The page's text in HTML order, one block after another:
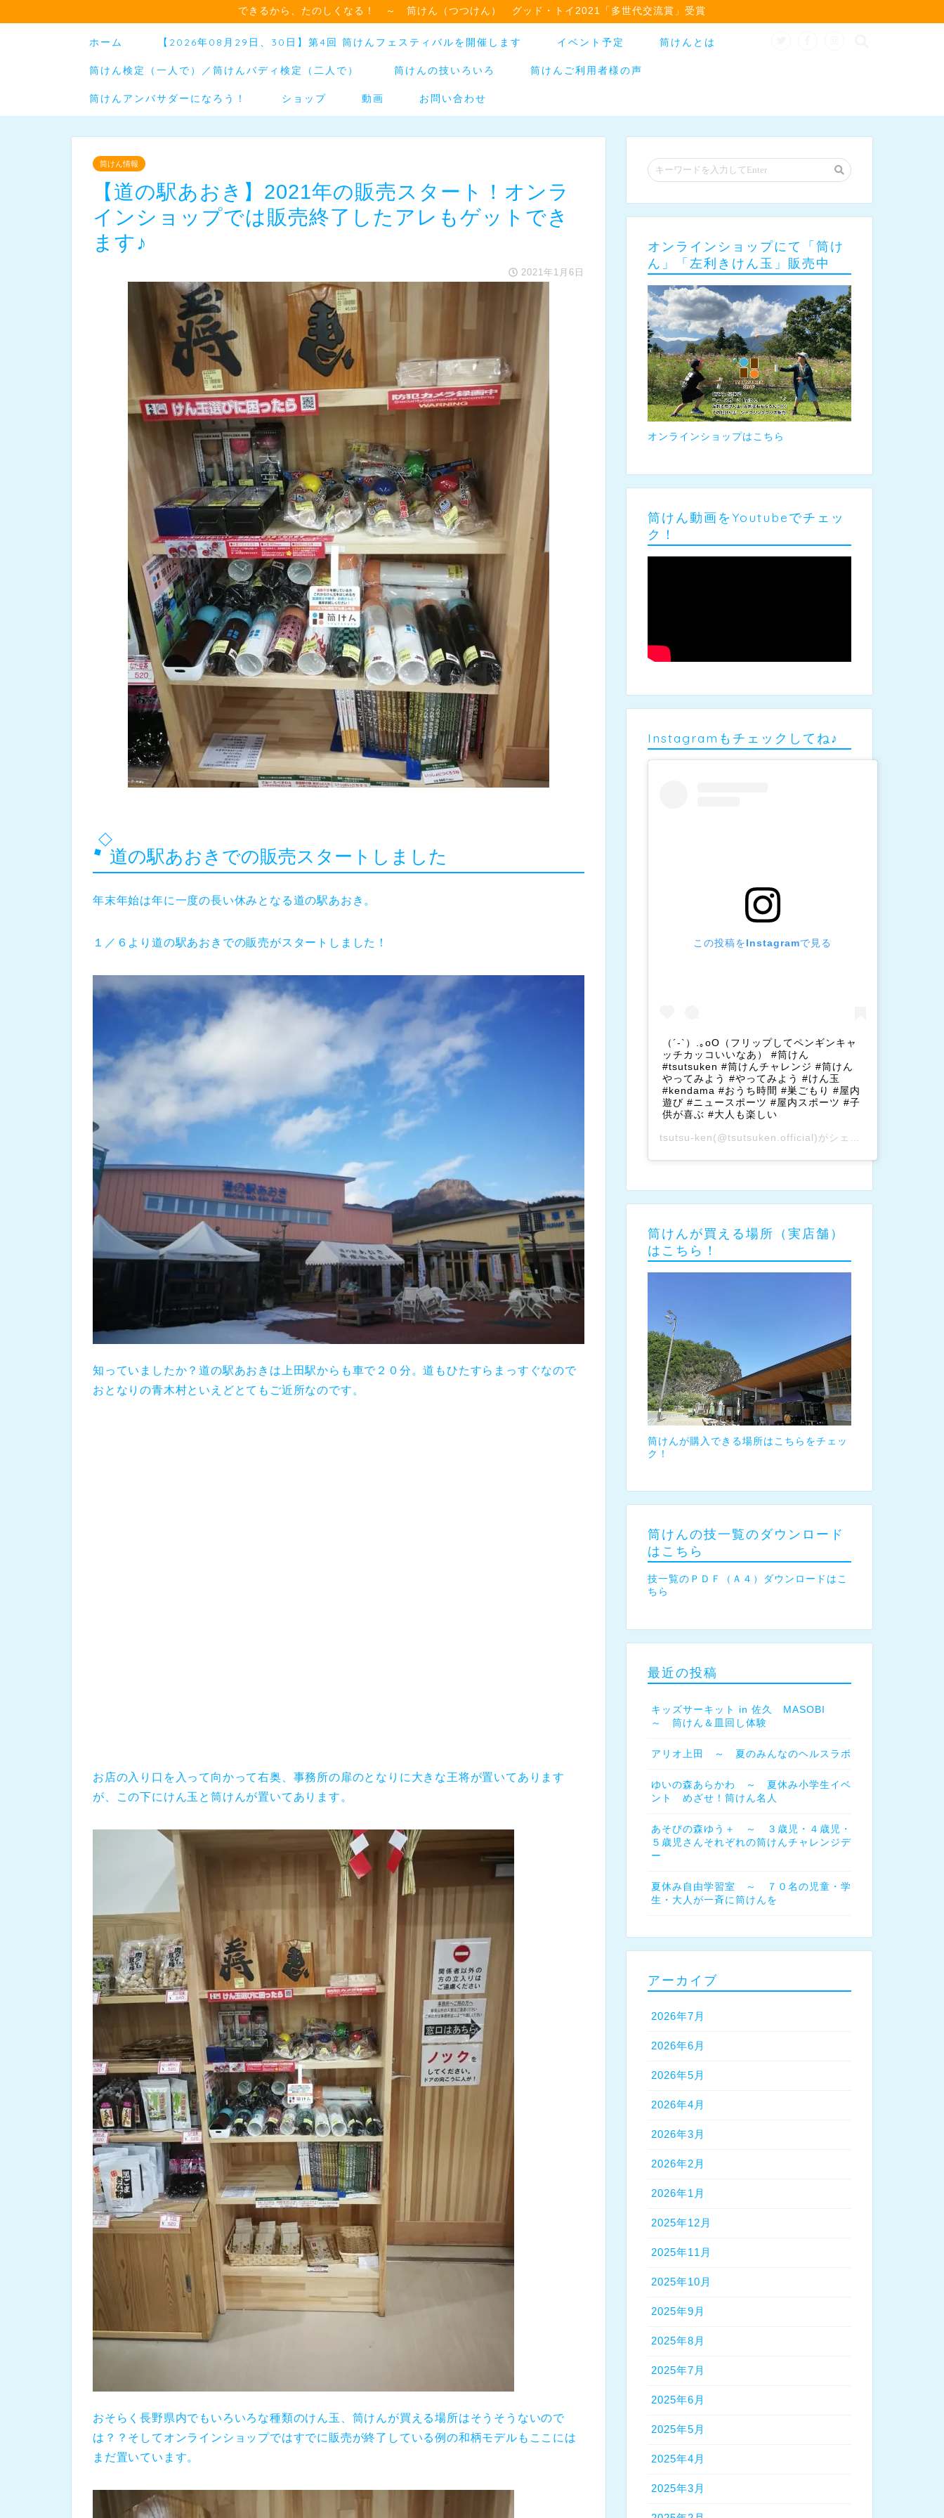
できるから、たのしくなる！ ～ 筒けん（つつけん） グッド・トイ2021「多世代交流賞」受賞
ホーム 【2026年08月29日、30日】第4回 筒けんフェスティバルを開催します イベント予定 筒けんとは
筒けん検定（一人で）／筒けんバディ検定（二人で） 筒けんの技いろいろ 筒けんご利用者様の声
筒けんアンバサダーになろう！ ショップ 動画 お問い合わせ
筒けん情報
【道の駅あおき】2021年の販売スタート！オンラ
インショップでは販売終了したアレもゲットでき
ます♪
2021年1月6日
道の駅あおきでの販売スタートしました
年末年始は年に一度の長い休みとなる道の駅あおき。
１／６より道の駅あおきでの販売がスタートしました！
知っていましたか？道の駅あおきは上田駅からも車で２０分。道もひたすらまっすぐなので
おとなりの青木村といえどとてもご近所なのです。
お店の入り口を入って向かって右奥、事務所の扉のとなりに大きな王将が置いてあります
が、この下にけん玉と筒けんが置いてあります。
おそらく長野県内でもいろいろな種類のけん玉、筒けんが買える場所はそうそうないので
は？？そしてオンラインショップではすでに販売が終了している例の和柄モデルもここには
まだ置いています。
オンラインショップにて「筒け
ん」「左利きけん玉」販売中
オンラインショップはこちら
筒けん動画をYoutubeでチェッ
ク！
Instagramもチェックしてね♪
この投稿をInstagramで見る
（´-`）.｡oO（フリップしてペンギンキャ
ッチカッコいいなあ） #筒けん
#tsutsuken #筒けんチャレンジ #筒けん
やってみよう #やってみよう #けん玉
#kendama #おうち時間 #巣ごもり #屋内
遊び #ニュースポーツ #屋内スポーツ #子
供が喜ぶ #大人も楽しい
tsutsu-ken(@tsutsuken.official)がシェアした投稿 –
筒けんが買える場所（実店舗）
はこちら！
筒けんが購入できる場所はこちらをチェッ
ク！
筒けんの技一覧のダウンロード
はこちら
技一覧のＰＤＦ（Ａ４）ダウンロードはこ
ちら
最近の投稿
キッズサーキット in 佐久 MASOBI
～ 筒けん＆皿回し体験
アリオ上田 ～ 夏のみんなのヘルスラボ
ゆいの森あらかわ ～ 夏休み小学生イベ
ント めざせ！筒けん名人
あそびの森ゆう＋ ～ ３歳児・４歳児・
５歳児さんそれぞれの筒けんチャレンジデ
ー
夏休み自由学習室 ～ ７０名の児童・学
生・大人が一斉に筒けんを
アーカイブ
2026年7月
2026年6月
2026年5月
2026年4月
2026年3月
2026年2月
2026年1月
2025年12月
2025年11月
2025年10月
2025年9月
2025年8月
2025年7月
2025年6月
2025年5月
2025年4月
2025年3月